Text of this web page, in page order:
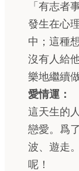
「有志者
發生在心
中；這種
沒有人給
樂地繼續
愛情運：
這天生的
戀愛。爲
波、遊走
呢！